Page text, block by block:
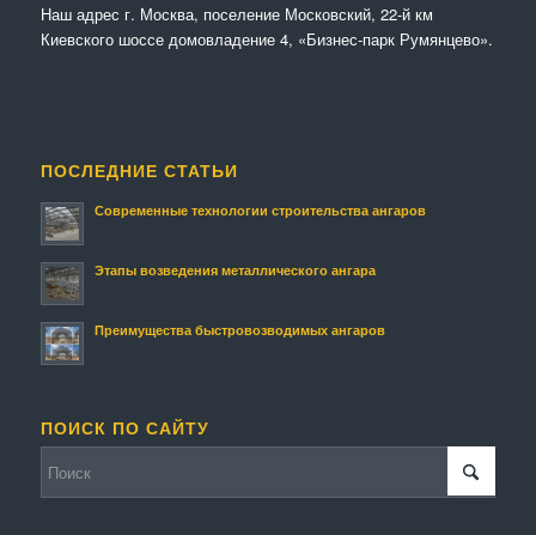
Наш адрес г. Москва, поселение Московский, 22-й км
Киевского шоссе домовладение 4, «Бизнес-парк Румянцево».
ПОСЛЕДНИЕ СТАТЬИ
Современные технологии строительства ангаров
Этапы возведения металлического ангара
Преимущества быстровозводимых ангаров
ПОИСК ПО САЙТУ